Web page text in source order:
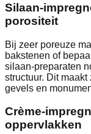
Silaan-
porositeit
Bij zeer poreuze
bakstenen of
silaan-preparaten
structuur. Dit
gevels en
Crème-
oppervlakken